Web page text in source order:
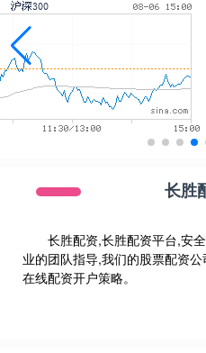
长胜
长胜配资,长胜配资平台,安
业的团队指导,我们的股票配资
在线配资开户策略。